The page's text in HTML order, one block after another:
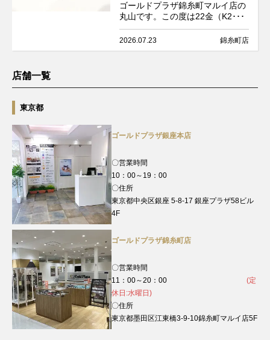
ゴールドプラザ錦糸町マルイ店の
丸山です。この度は22金（K2･･･
2026.07.23 錦糸町店
店舗一覧
東京都
ゴールドプラザ銀座本店
〇営業時間
10：00～19：00
〇住所
東京都中央区銀座 5-8-17 銀座プラザ58ビル
4F
ゴールドプラザ錦糸町店
〇営業時間
11：00～20：00 (定
休日:水曜日)
〇住所
東京都墨田区江東橋3-9-10錦糸町マルイ店5F